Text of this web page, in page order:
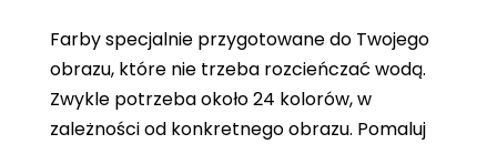
Farby specjalnie przygotowane do Twojego
obrazu, które nie trzeba rozcieńczać wodą.
Zwykle potrzeba około 24 kolorów, w
zależności od konkretnego obrazu. Pomaluj